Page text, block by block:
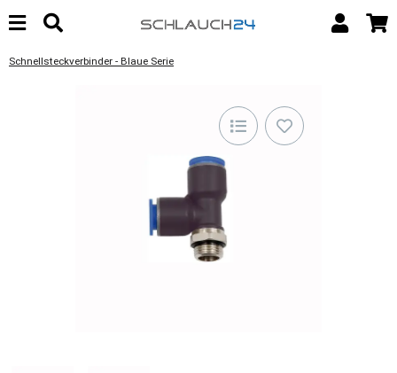
Schnellsteckverbinder - Blaue Serie